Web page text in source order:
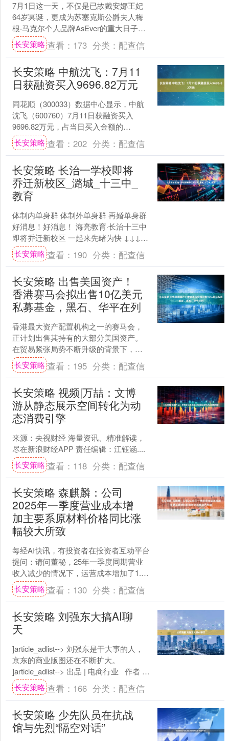
7月1日这一天，不仅是已故戴安娜王妃
64岁冥诞，更成为苏塞克斯公爵夫人梅
根·马克尔个人品牌AsEver的重大日子
——她高调推出了首款纳帕谷玫瑰红
酒，定价35美元....
长安策略查看： 173 分类： 配查信
长安策略 中航沈飞：7月11
日获融资买入9696.82万元
同花顺（300033）数据中心显示，中航
沈飞（600760）7月11日获融资买入
9696.82万元，占当日买入金额的
16.11%，当前融资余额14.62亿元，占....
长安策略查看： 202 分类： 配查信
长安策略 长治一学校即将
乔迁新校区_潞城_十三中_
教育
体制内单身群 体制外单身群 再婚单身群
好消息！好消息！ 海亮教育·长治十三中
即将乔迁新校区 一起来先睹为快 ↓↓↓
海亮教育·长治十三中新校区位于潞城区
主城....
长安策略查看： 190 分类： 配查信
长安策略 出售美国资产！
香港赛马会拟出售10亿美元
私募基金，黑石、华平在列
香港最大资产配置机构之一的赛马会，
正计划出售其持有的大部分美国资产。
在贸易紧张局势不断升级的背景下，约
10家亚洲超高净值家族办公室和顾问机
构已减少或暂停对美国市....
长安策略查看： 195 分类： 配查信
长安策略 视频|万喆：文博
游从静态展示空间转化为动
态消费引擎
来源：央视财经 海量资讯、精准解读，
尽在新浪财经APP 责任编辑：江钰涵....
长安策略查看： 118 分类： 配查信
长安策略 森麒麟：公司
2025年一季度营业成本增
加主要系原材料价格同比涨
幅较大所致
每经AI快讯，有投资者在投资者互动平台
提问：请问董秘，25年一季度同期营业
收入减少的情况下，运营成本增加了1.35
亿，主要是原材料成本增加了吗？ 森麒
麟（002....
长安策略查看： 130 分类： 配查信
长安策略 刘强东大搞AI聊
天
]article_adlist--> 刘强东是干大事的人，
京东的商业版图还在不断扩大。
]article_adlist--> 出品 | 电商行业 作者 |
....
长安策略查看： 166 分类： 配查信
长安策略 少先队员在抗战
馆与先烈“隔空对话”